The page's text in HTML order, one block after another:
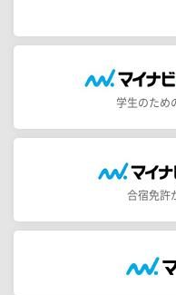
学生のため
合宿免許